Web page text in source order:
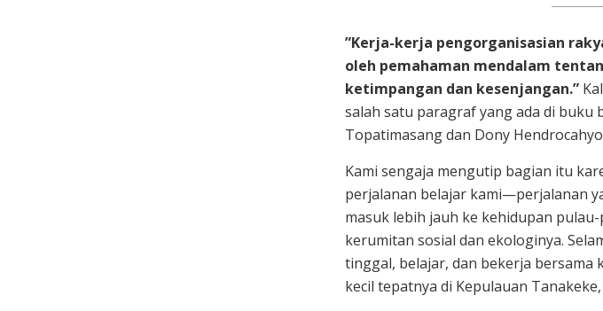
”Kerja-kerja pengorganisasian
oleh pemahaman mendalam
ketimpangan dan kesenjangan.”
salah satu paragraf yang ada di buku
Topatimasang dan Dony
Kami sengaja mengutip bagian itu
perjalanan belajar kami—perjalanan
masuk lebih jauh ke kehidupan
kerumitan sosial dan ekologinya.
tinggal, belajar, dan bekerja bersama
kecil tepatnya di Kepulauan